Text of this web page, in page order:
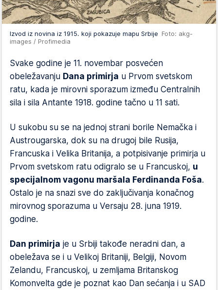
Izvod iz novina iz 1915. koji pokazuje mapu Srbije Foto: akg-
images / Profimedia
Svake godine je 11. novembar posvećen
obeležavanju Dana primirja u Prvom svetskom
ratu, kada je mirovni sporazum između Centralnih
sila i sila Antante 1918. godine tačno u 11 sati.
U sukobu su se na jednoj strani borile Nemačka i
Austrougarska, dok su na drugoj bile Rusija,
Francuska i Velika Britanija, a potpisivanje primirja u
Prvom svetskom ratu odigralo se u Francuskoj, u
specijalnom vagonu maršala Ferdinanda Foša.
Ostalo je na snazi sve do zaključivanja konačnog
mirovnog sporazuma u Versaju 28. juna 1919.
godine.
Dan primirja je u Srbiji takođe neradni dan, a
obeležava se i u Velikoj Britaniji, Belgiji, Novom
Zelandu, Francuskoj, u zemljama Britanskog
Komonvelta gde je poznat kao Dan sećanja i u SAD